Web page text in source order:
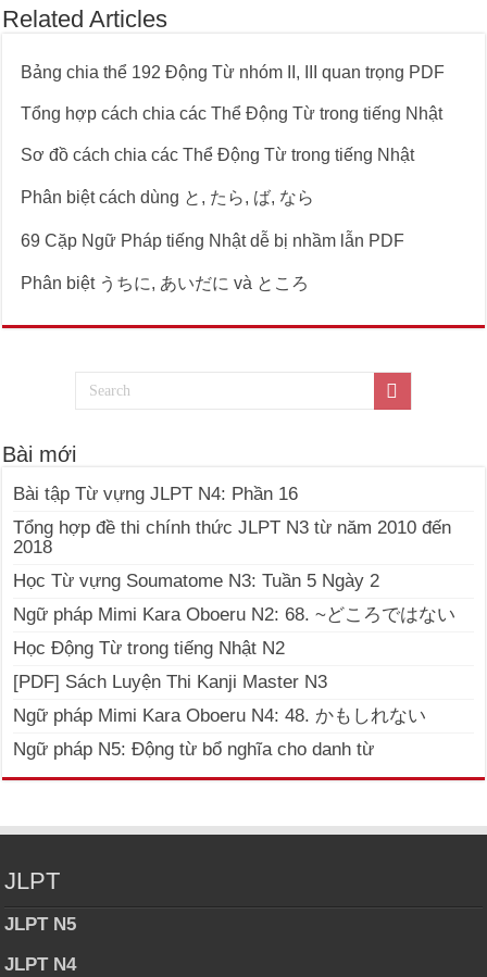
Related Articles
Bảng chia thể 192 Động Từ nhóm II, III quan trọng PDF
Tổng hợp cách chia các Thể Động Từ trong tiếng Nhật
Sơ đồ cách chia các Thể Động Từ trong tiếng Nhật
Phân biệt cách dùng と, たら, ば, なら
69 Cặp Ngữ Pháp tiếng Nhật dễ bị nhầm lẫn PDF
Phân biệt うちに, あいだに và ところ
Bài mới
Bài tập Từ vựng JLPT N4: Phần 16
Tổng hợp đề thi chính thức JLPT N3 từ năm 2010 đến
2018
Học Từ vựng Soumatome N3: Tuần 5 Ngày 2
Ngữ pháp Mimi Kara Oboeru N2: 68. ~どころではない
Học Động Từ trong tiếng Nhật N2
[PDF] Sách Luyện Thi Kanji Master N3
Ngữ pháp Mimi Kara Oboeru N4: 48. かもしれない
Ngữ pháp N5: Động từ bổ nghĩa cho danh từ
JLPT
JLPT N5
JLPT N4